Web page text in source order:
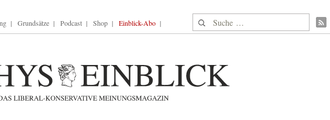
Grundsätze Podcast Shop Einblick-Abo Suche nach: